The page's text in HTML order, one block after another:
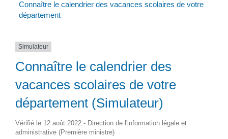
Connaître le calendrier des vacances scolaires de votre
département
Simulateur
Connaître le calendrier des
vacances scolaires de votre
département (Simulateur)
Vérifié le 12 août 2022 - Direction de l'information légale et
administrative (Première ministre)